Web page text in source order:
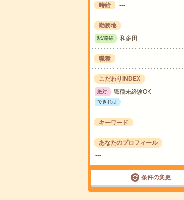
時給 ---
勤務地
駅/路線 和多田
職種 ---
こだわりINDEX
絶対 職種未経験OK
できれば ---
キーワード ---
あなたのプロフィール
---
条件の変更